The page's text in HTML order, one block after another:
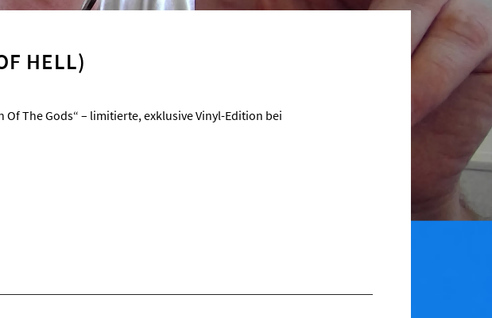
HELL)
Of The Gods“ – limitierte, exklusive Vinyl-Edition bei